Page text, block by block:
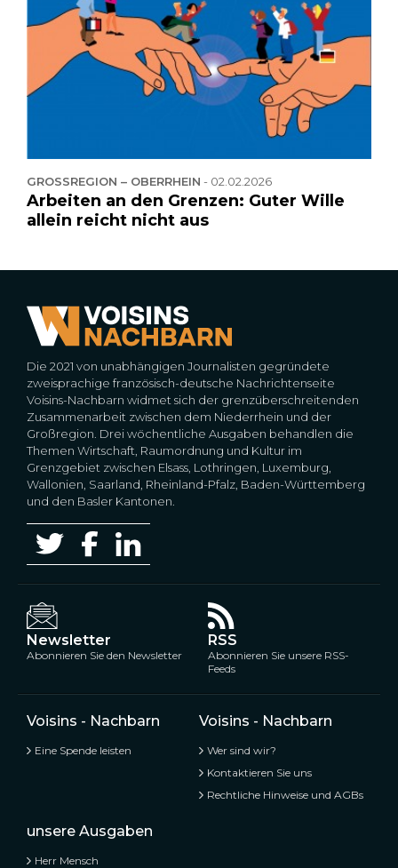
GROSSREGION – OBERRHEIN - 02.02.2026
Arbeiten an den Grenzen: Guter Wille
allein reicht nicht aus
Die 2021 von unabhängigen Journalisten gegründete
zweisprachige französisch-deutsche Nachrichtenseite
Voisins-Nachbarn widmet sich der grenzüberschreitenden
Zusammenarbeit zwischen dem Niederrhein und der
Großregion. Drei wöchentliche Ausgaben behandlen die
Themen Wirtschaft, Raumordnung und Kultur im
Grenzgebiet zwischen Elsass, Lothringen, Luxemburg,
Wallonien, Saarland, Rheinland-Pfalz, Baden-Württemberg
und den Basler Kantonen.
Newsletter
Abonnieren Sie den Newsletter
RSS
Abonnieren Sie unsere RSS-
Feeds
Voisins - Nachbarn
Eine Spende leisten
Voisins - Nachbarn
Wer sind wir?
Kontaktieren Sie uns
Rechtliche Hinweise und AGBs
unsere Ausgaben
Herr Mensch